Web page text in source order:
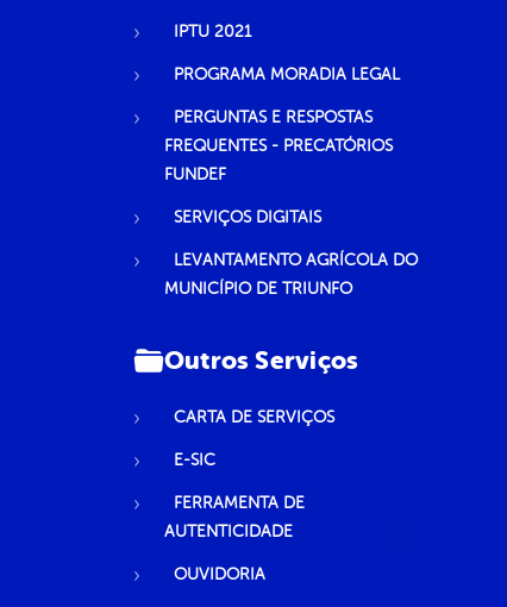
IPTU 2021
PROGRAMA MORADIA LEGAL
PERGUNTAS E RESPOSTAS
FREQUENTES - PRECATÓRIOS
FUNDEF
SERVIÇOS DIGITAIS
LEVANTAMENTO AGRÍCOLA DO
MUNICÍPIO DE TRIUNFO
Outros Serviços
CARTA DE SERVIÇOS
E-SIC
FERRAMENTA DE
AUTENTICIDADE
OUVIDORIA